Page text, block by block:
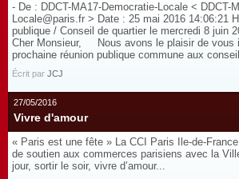
- De : DDCT-MA17-Democratie-Locale < DDCT-
Locale@paris.fr > Date : 25 mai 2016 14:06:21
publique / Conseil de quartier le mercredi 8 juin
Cher Monsieur, Nous avons le plaisir de vous
prochaine réunion publique commune aux
Écrit par JCJ
27/05/2016
Vivre d'amour
« Paris est une fête » La CCI Paris Ile-de-
de soutien aux commerces parisiens avec la
jour, sortir le soir, vivre d’amour...